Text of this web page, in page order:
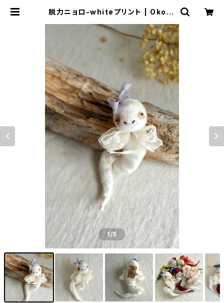
脱力ニョロ-whiteプリント | Okota
1/5